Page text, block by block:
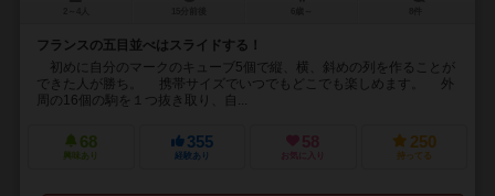
フランスの五目並べはスライドする！
初めに自分のマークのキューブ5個で縦、横、斜めの列を作ることが
できた人が勝ち。 携帯サイズでいつでもどこでも楽しめます。 外
周の16個の駒を１つ抜き取り、自...
68
興味あり
355
経験あり
58
お気に入り
250
持ってる